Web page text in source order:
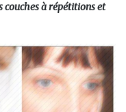
couches à répétitions et